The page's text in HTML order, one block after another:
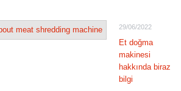
29/06/2022
Et doğma
makinesi
hakkında biraz
bilgi